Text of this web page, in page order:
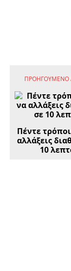
ΠΡΟΗΓΟΎΜΕΝΟ
Πέντε
αλλάξεις
10